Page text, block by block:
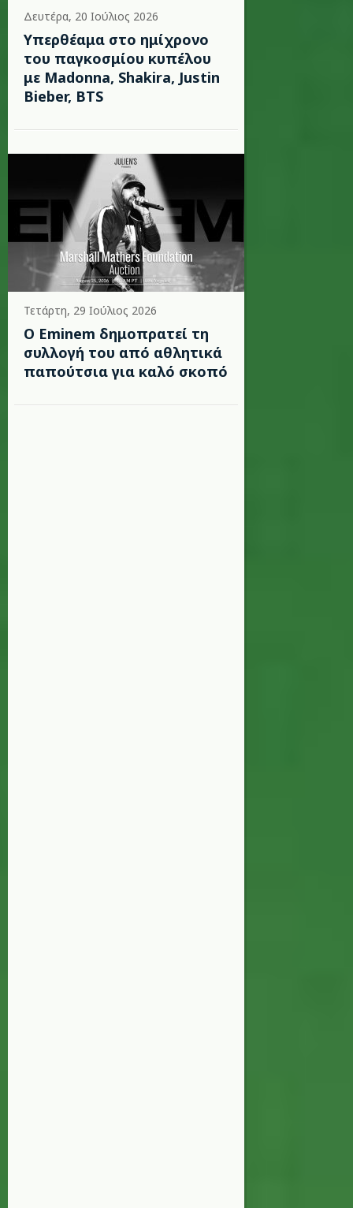
Δευτέρα, 20 Ιούλιος 2026
Υπερθέαμα στο ημίχρονο
του παγκοσμίου κυπέλου
με Madonna, Shakira, Justin
Bieber, BTS
Τετάρτη, 29 Ιούλιος 2026
Ο Eminem δημοπρατεί τη
συλλογή του από αθλητικά
παπούτσια για καλό σκοπό